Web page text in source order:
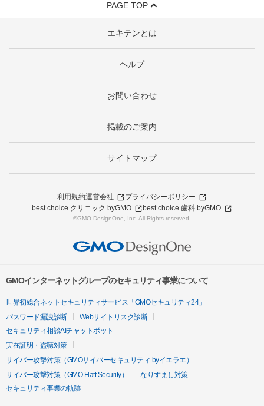
PAGE TOP
エキテンとは
ヘルプ
お問い合わせ
掲載のご案内
サイトマップ
利用規約運営会社
プライバシーポリシー
best choice クリニック byGMO
best choice 歯科 byGMO
©GMO DesignOne, Inc. All Rights reserved.
GMOインターネットグループのセキュリティ事業について
世界初総合ネットセキュリティサービス「GMOセキュリティ24」
パスワード漏洩診断
Webサイトリスク診断
セキュリティ相談AIチャットボット
実在証明・盗聴対策
サイバー攻撃対策（GMOサイバーセキュリティ byイエラエ）
サイバー攻撃対策（GMO Flatt Security）
なりすまし対策
セキュリティ事業の軌跡